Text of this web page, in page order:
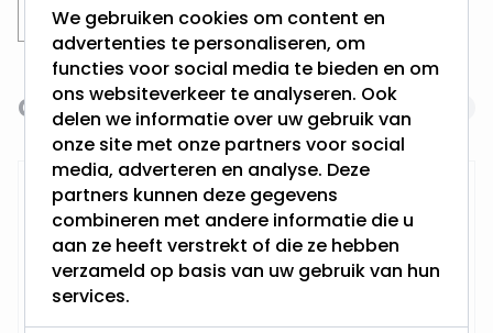
Zaagmaat 75MM Zaagmaat 70MM
Navigating through the elements of the carousel is
Press to skip carousel
Gerelateerde producten
RTM Lighting LED Dimmer
We gebruiken cookies om content en
advertenties te personaliseren, om
functies voor social media te bieden en om
ons websiteverkeer te analyseren. Ook
delen we informatie over uw gebruik van
onze site met onze partners voor social
media, adverteren en analyse. Deze
partners kunnen deze gegevens
combineren met andere informatie die u
aan ze heeft verstrekt of die ze hebben
verzameld op basis van uw gebruik van hun
services.